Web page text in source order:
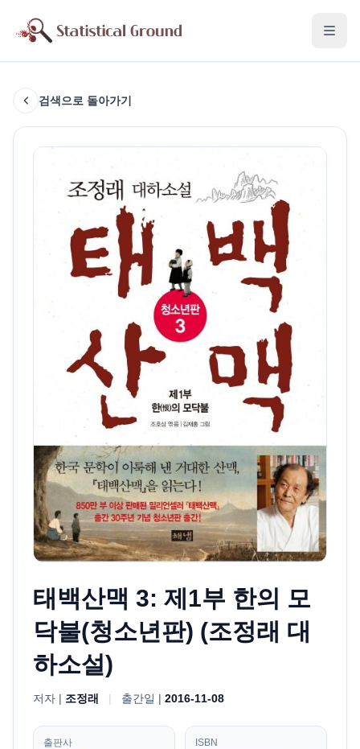
검색으로 돌아가기
태백산맥 3: 제1부 한의 모
닥불(청소년판) (조정래 대
하소설)
저자 | 조정래 | 출간일 | 2016-11-08
출판사 ISBN